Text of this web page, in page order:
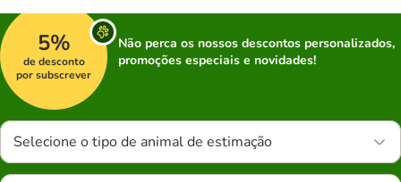
5%
de desconto
por subscrever
Não perca os nossos descontos personalizados,
promoções especiais e novidades!
Selecione o tipo de animal de estimação